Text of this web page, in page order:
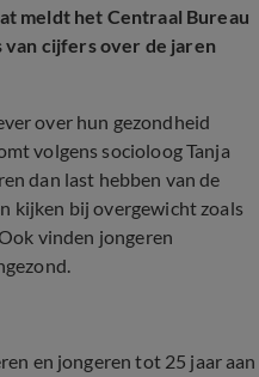
meldt het Centraal Bureau
van cijfers over de jaren
over hun gezondheid
volgens socioloog Tanja
dan last hebben van de
kijken bij overgewicht zoals
vinden jongeren
en jongeren tot 25 jaar aan